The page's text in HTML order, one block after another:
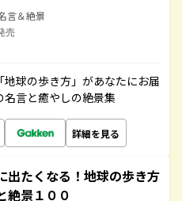
言＆絶景
売
球の歩き方」があなたにお届
言と癒やしの絶景集
詳細を見る
出たくなる！地球の歩き方
絶景１００